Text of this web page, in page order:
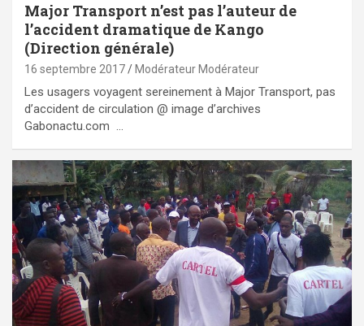
Major Transport n’est pas l’auteur de
l’accident dramatique de Kango
(Direction générale)
16 septembre 2017 Modérateur Modérateur
Les usagers voyagent sereinement à Major Transport, pas
d’accident de circulation @ image d’archives
Gabonactu.com …